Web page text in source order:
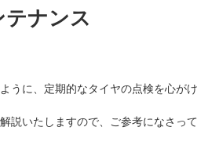
ナンス
うに、定期的なタイヤの点検を心がけ
説いたしますので、ご参考になさって